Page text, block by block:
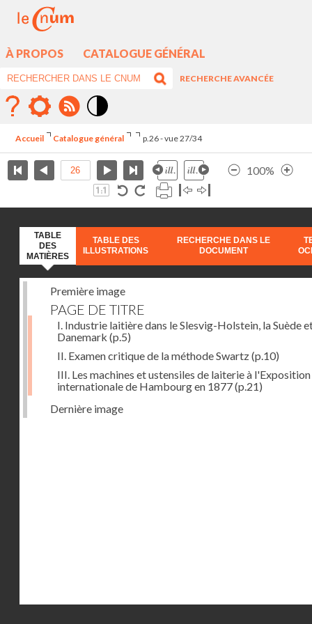
À PROPOS CATALOGUE GÉNÉRAL
RECHERCHE AVANCÉE
élévé
Accueil Catalogue général p.26 - vue 27/34
100%
TABLE
DES
MATIÈRES
TABLE DES
ILLUSTRATIONS
RECHERCHE DANS LE
DOCUMENT
Première image
PAGE DE TITRE
I. Industrie laitière dans le Slesvig-Holstein, la Suède
Danemark (p.5)
II. Examen critique de la méthode Swartz(p.10)
III. Les machines et ustensiles de laiterie à l'Exposition
internationale de Hambourg en 1877(p.21)
Dernière image